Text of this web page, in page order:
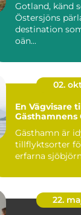
Gotland, känd
Östersjöns
destination
oän...
02.
En Vägvisare
Gästhamnens
Gästhamn är
tillflyktsorter
erfarna
22.